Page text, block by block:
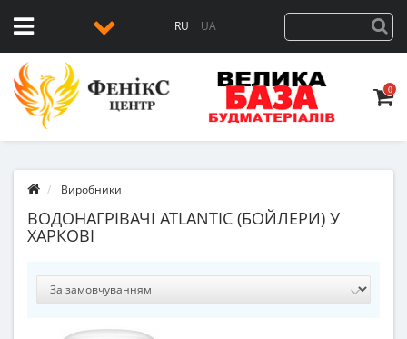
RU UA
0
Виробники
ВОДОНАГРІВАЧІ ATLANTIC (БОЙЛЕРИ) У
ХАРКОВІ